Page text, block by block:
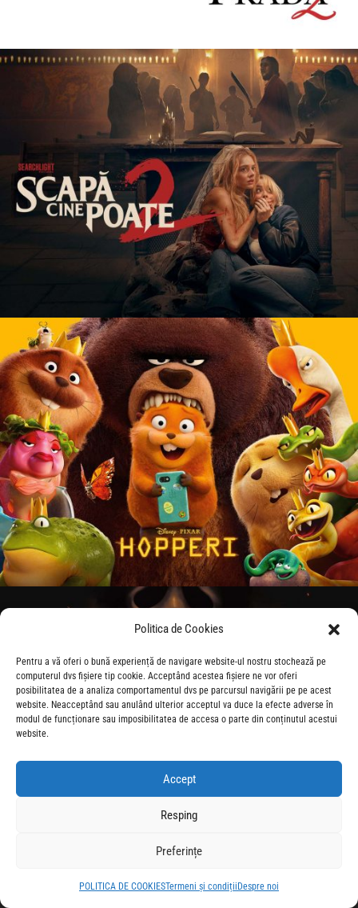
Politica de Cookies
Pentru a vă oferi o bună experiență de navigare website-ul nostru stochează pe
computerul dvs fișiere tip cookie. Acceptând acestea fișiere ne vor oferi
posibilitatea de a analiza comportamentul dvs pe parcursul navigării pe pe acest
website. Neacceptând sau anulând ulterior acceptul va duce la efecte adverse în
modul de funcționare sau imposibilitatea de accesa o parte din conținutul acestui
website.
Accept
Resping
Preferințe
POLITICA DE COOKIESTermeni și condiții Despre noi
© 2026 CineForum Romania